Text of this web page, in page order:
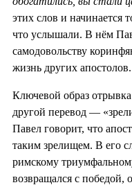
этих слов и начинается
что услышали. В нём
самодовольству
жизнь других апостолов.
Ключевой образ
другой перевод —
Павел говорит, что
таким зрелищем. В его
римскому
возвращался с победой,